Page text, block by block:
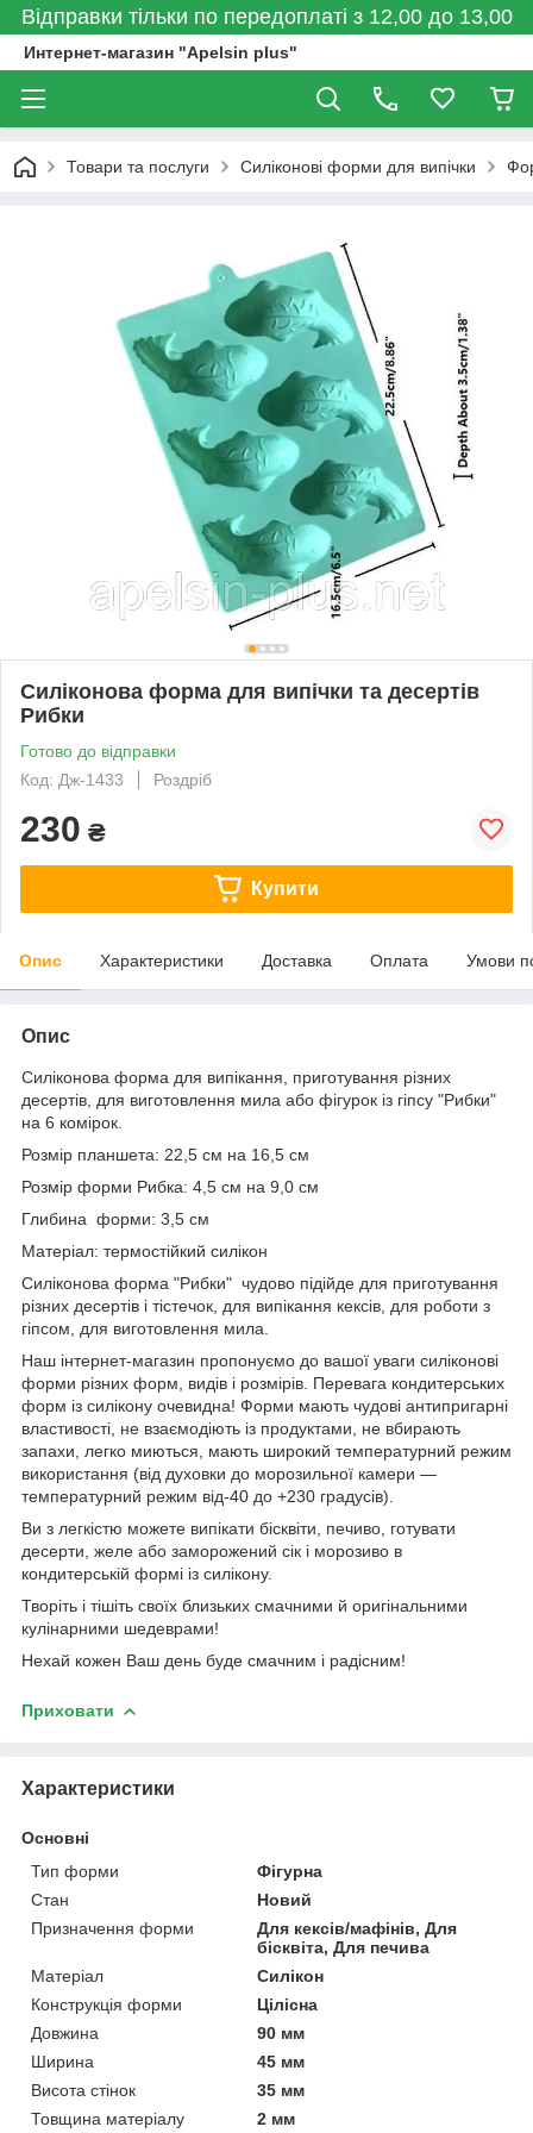
Відправки тільки по передоплаті з 12,00 до 13,00
Интернет-магазин "Apelsin plus"
Товари та послуги Силіконові форми для випічки
Силіконова форма для випічки та десертів
Рибки
Готово до відправки
Код: Дж-1433
Роздріб
230 ₴
Купити
Опис Характеристики Доставка Оплата Умови
Опис
Силіконова форма для випікання, приготування різних
десертів, для виготовлення мила або фігурок із гіпсу "Рибки"
на 6 комірок.
Розмір планшета: 22,5 см на 16,5 см
Розмір форми Рибка: 4,5 см на 9,0 см
Глибина форми: 3,5 см
Матеріал: термостійкий силікон
Силіконова форма "Рибки" чудово підійде для приготування
різних десертів і тістечок, для випікання кексів, для роботи з
гіпсом, для виготовлення мила.
Наш інтернет-магазин пропонуємо до вашої уваги силіконові
форми різних форм, видів і розмірів. Перевага кондитерських
форм із силікону очевидна! Форми мають чудові антипригарні
властивості, не взаємодіють із продуктами, не вбирають
запахи, легко миються, мають широкий температурний режим
використання (від духовки до морозильної камери —
температурний режим від-40 до +230 градусів).
Ви з легкістю можете випікати бісквіти, печиво, готувати
десерти, желе або заморожений сік і морозиво в
кондитерській формі із силікону.
Творіть і тішіть своїх близьких смачними й оригінальними
кулінарними шедеврами!
Нехай кожен Ваш день буде смачним і радісним!
Приховати
Характеристики
Основні
Тип форми
Фігурна
Стан
Новий
Призначення форми
Для кексів/мафінів, Для
бісквіта, Для печива
Матеріал
Силікон
Конструкція форми
Цілісна
Довжина
90 мм
Ширина
45 мм
Висота стінок
35 мм
Товщина матеріалу
2 мм